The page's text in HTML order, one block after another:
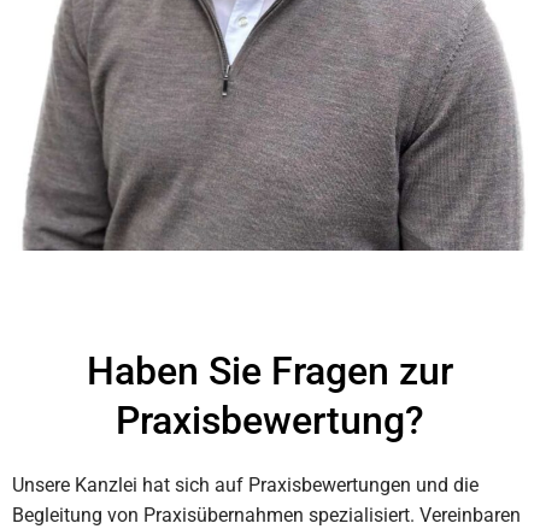
Haben Sie Fragen zur
Praxisbewertung?
Unsere Kanzlei hat sich auf Praxisbewertungen und die
Begleitung von Praxisübernahmen spezialisiert. Vereinbaren